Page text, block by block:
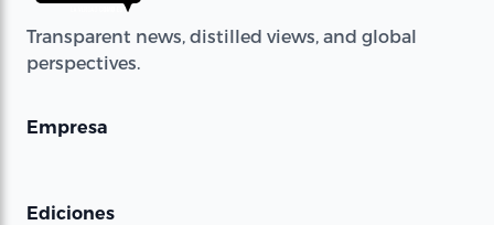
Transparent news, distilled views, and global
perspectives.
Empresa
Ediciones